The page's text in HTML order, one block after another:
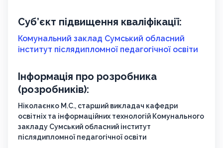
Суб’єкт підвищення кваліфікації:
Комунальний заклад Сумський обласний
інститут післядипломної педагогічної освіти
Інформація про розробника
(розробників):
Ніколаєнко М.С., старший викладач кафедри
освітніх та інформаційних технологій Комунального
закладу Сумський обласний інститут
післядипломної педагогічної освіти